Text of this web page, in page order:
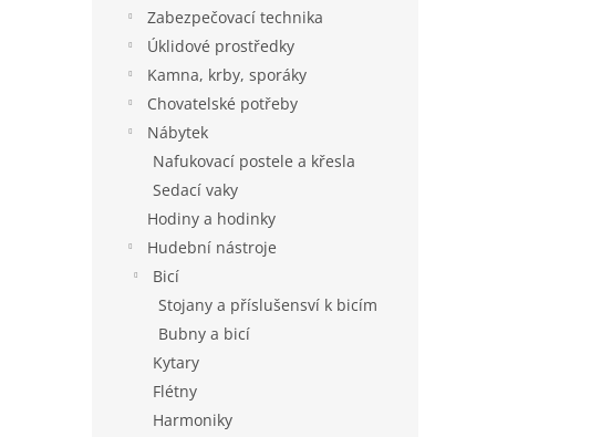
Zabezpečovací technika
Úklidové prostředky
Kamna, krby, sporáky
Chovatelské potřeby
Nábytek
Nafukovací postele a křesla
Sedací vaky
Hodiny a hodinky
Hudební nástroje
Bicí
Stojany a příslušensví k bicím
Bubny a bicí
Kytary
Flétny
Harmoniky